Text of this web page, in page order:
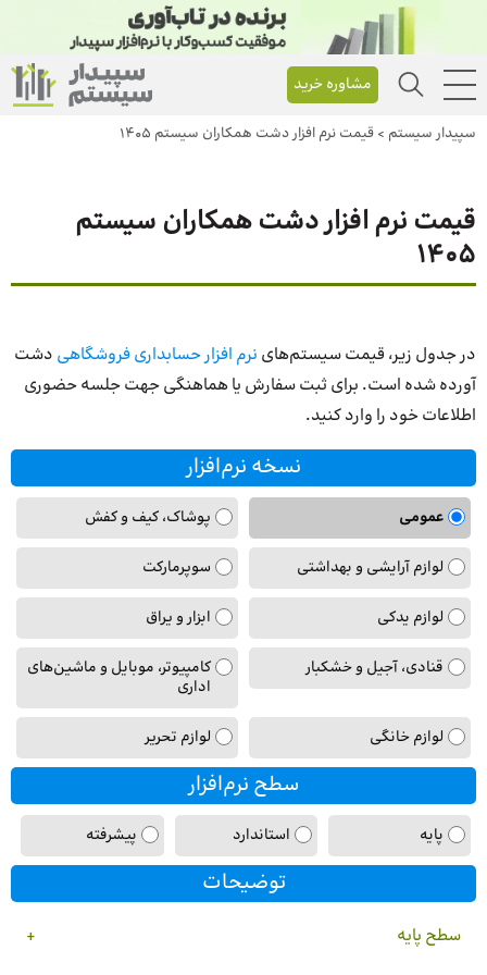
مشاوره خرید
سپیدار سیستم > قیمت نرم افزار دشت همکاران سیستم 1405
قیمت نرم افزار دشت همکاران سیستم
1405
در جدول زیر، قیمت سیستم‌های نرم افزار حسابداری فروشگاهی دشت
آورده شده است. برای ثبت سفارش یا هماهنگی جهت جلسه حضوری
اطلاعات خود را وارد کنید.
نسخه نرم‌افزار
نسخه *
عمومی پوشاک، کیف و کفش
لوازم آرایشی و بهداشتی سوپرمارکت
لوازم یدکی ابزار و یراق
قنادی، آجیل و خشکبار
کامپیوتر، موبایل و ماشین‌های
اداری
لوازم خانگی لوازم تحریر
سطح نرم‌افزار
سطح
عمومی
پایه استاندارد پیشرفته
توضیحات
سطح پایه